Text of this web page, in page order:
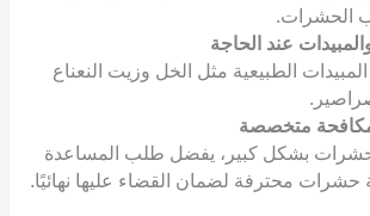
الحشرات.
عند الحاجة
الطبيعية مثل الخل وزيت النعناع
مكافحة متخصصة
بشكل كبير، يفضل طلب المساعدة
محترفة لضمان القضاء عليها نهائيًا.